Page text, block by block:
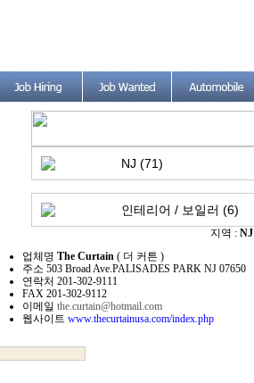
NJ (71)
인테리어 / 보일러 (6)
지역 : NJ
업체명 The Curtain ( 더 커튼 )
주소 503 Broad Ave.PALISADES PARK NJ 07650
연락처 201-302-9111
FAX 201-302-9112
이메일 the.curtain@hotmail.com
웹사이트 www.thecurtainusa.com/index.php